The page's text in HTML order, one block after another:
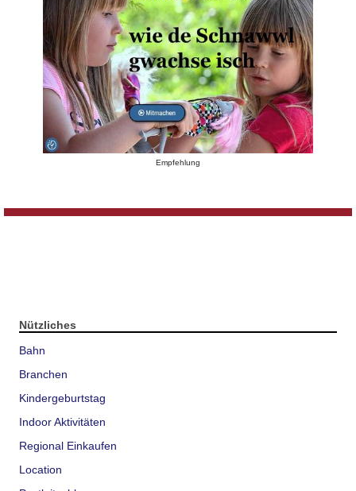
Empfehlung
Nützliches
Bahn
Branchen
Kindergeburtstag
Indoor Aktivitäten
Regional Einkaufen
Location